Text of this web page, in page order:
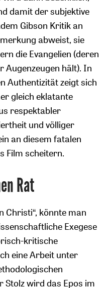
damit der subjektive
Gibson Kritik an
abweist, sie
die Evangelien (deren
hält). In
Authentizität zeigt sich
gleich eklatante
respektabler
und völliger
an diesem fatalen
Film scheitern.
Rat
Christi“, könnte man
Exegese
kritische
eine Arbeit unter
Stolz wird das Epos im